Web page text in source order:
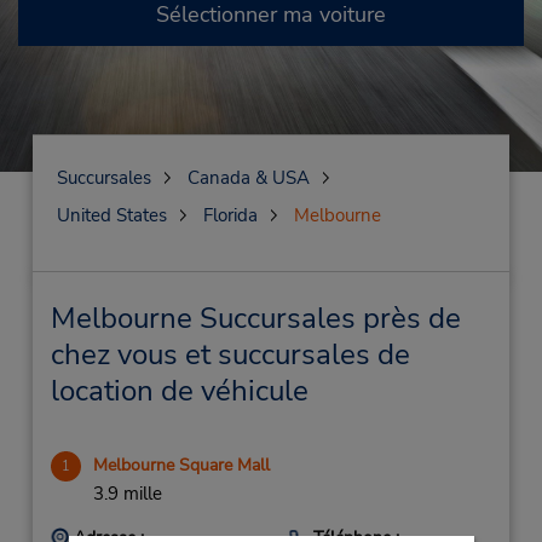
Sélectionner ma voiture
Succursales
Canada & USA
United States
Florida Melbourne
Melbourne Succursales près de
chez vous et succursales de
location de véhicule
1 Melbourne Square Mall
3.9 mille